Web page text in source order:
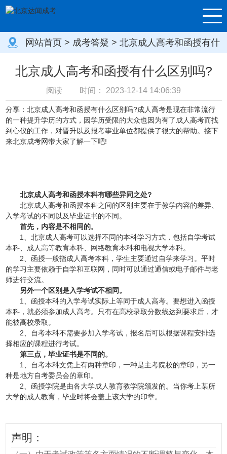
网站首页 > 成考答疑 > 北京成人高考和函授有什
么区别吗?
北京成人高考和函授有什么区别吗?
阅读 时间： 2023-12-14 14:06:39
分享：北京成人高考和函授有什么区别吗?成人高考是现在非常流行
的一种提升学历的方式，因学历受限的大众也因为有了成人高考而找
到心仪的工作，对晋升以及报考事业单位都提供了很大的帮助。接下
来北京成考网带大家了解一下吧!
北京成人高考和函授本科有哪些异同之处?
北京成人高考和函授本科之间的区别主要在于教学内容的差异、
入学考试的不同以及毕业证书的不同。
首先，内容是不相同的。
1、北京成人高考可以选择不同的本科学习方式，包括自学考试
本科、成人高等教育本科、网络教育本科和电视大学本科。
2、函授一般指成人高考本科，学生主要通过自学来学习。平时
的学习主要依赖于自学和互联网，同时可以通过通信或电子邮件与老
师进行交流。
另外一个区别是入学考试不相同。
1、函授本科的入学考试实际上等同于成人高考。要想进入函授
本科，就必须参加成人高考。只有在高校录取分数线达到要求后，才
能被高校录取。
2、自考本科不需要参加入学考试，报名后可以根据课程安排选
择相应的课程进行考试。
第三点，毕业证书是不同的。
1、自考本科文凭上有两种章印，一种是主考院校的章印，另一
种是地方自考委员会的章印。
2、函授学院是由各大学成人教育教学院颁发的。当你考上某所
大学的成人教育，毕业时将会盖上该大学的印章。
声明：